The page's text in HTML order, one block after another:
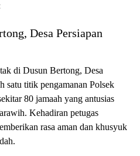
Desa Persiapan
di Dusun Bertong, Desa
satu titik pengamanan Polsek
80 jamaah yang antusias
Kehadiran petugas
rasa aman dan khusyuk